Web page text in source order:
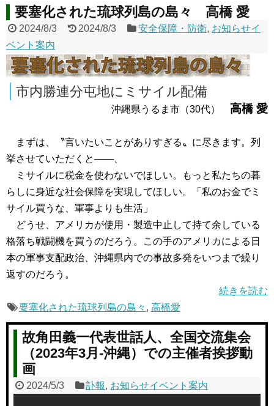
要塞化された琉球列島の島々 高橋 愛
2024/8/3 2024/8/3 安全保障・防衛, お知らせイ
ベント案内
市内勝連分屯地にミサイル配備
沖縄県うるま市（30代） 高橋 愛
まずは、〝言いたいことがありすぎる〟に尽きます。列
挙させていただくと――、
ミサイルに税金を使わないでほしい。もっと私たちの暮
らしに身近な社会保障を実現してほしい。「私のお金でミ
サイル買うな、軍事よりも生活」
どうせ、アメリカが使用・製造中止して持て余している
格落ち戦闘機を買うのだろう。この手のアメリカによる日
本の軍事支配政治、沖縄県内での事故多発をいつまで繰り
返すのだろう。
続きを読む
要塞化された琉球列島の島々 , 高橋愛
故角田義一代表世話人、全国交流集会
（2023年3月-沖縄）での主催者挨拶動
画
2024/5/3 訃報, お知らせイベント案内